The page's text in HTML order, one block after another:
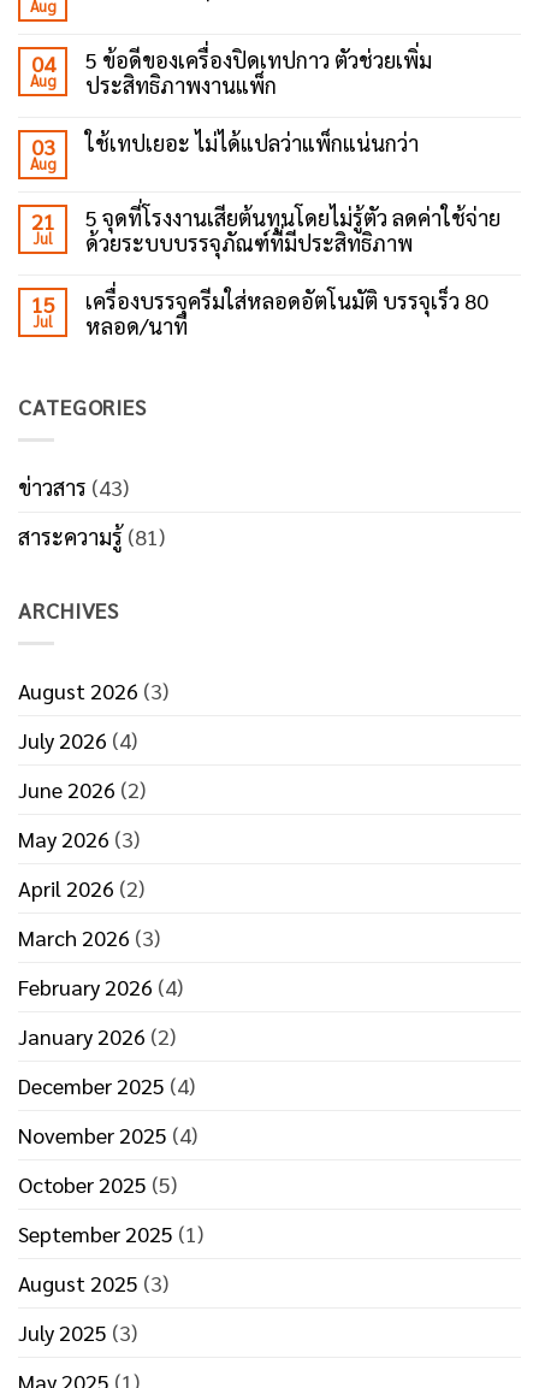
Aug
ทำไม
โรงงาน
ถึง
เลือก
ปิด
เทป
กาว?
04
Aug
5 ข้อดีของเครื่องปิดเทปกาว ตัวช่วยเพิ่ม
ประสิทธิภาพงานแพ็ก
Comments
on
เครื่อง
ปิด
เทป
ตัว
ช่วย
เพิ่ม
03
Aug
ใช้เทปเยอะ ไม่ได้แปลว่าแพ็กแน่นกว่า
ใช้
เทป
ได้
แปล
ว่า
21
Jul
5 จุดที่โรงงานเสียต้นทุนโดยไม่รู้ตัว ลดค่าใช้จ่าย
ด้วยระบบบรรจุภัณฑ์ที่มีประสิทธิภาพ
Comments
on
5
จุด
เสีย
ต้นทุน
ลด
ค่า
จ่าย
ภัณฑ์
15
Jul
เครื่องบรรจุครีมใส่หลอดอัตโนมัติ บรรจุเร็ว 80
หลอด/นาที
เครื่อง
หลอด
อัตโนมัติ
เร็ว
80
CATEGORIES
ข่าวสาร (43)
สาระความรู้ (81)
ARCHIVES
August 2026 (3)
July 2026 (4)
June 2026 (2)
May 2026 (3)
April 2026 (2)
March 2026 (3)
February 2026 (4)
January 2026 (2)
December 2025 (4)
November 2025 (4)
October 2025 (5)
September 2025 (1)
August 2025 (3)
July 2025 (3)
May 2025 (1)